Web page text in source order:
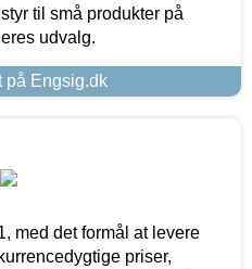
til små produkter på
udvalg.
på Engsig.dk
med det formål at levere
priser,